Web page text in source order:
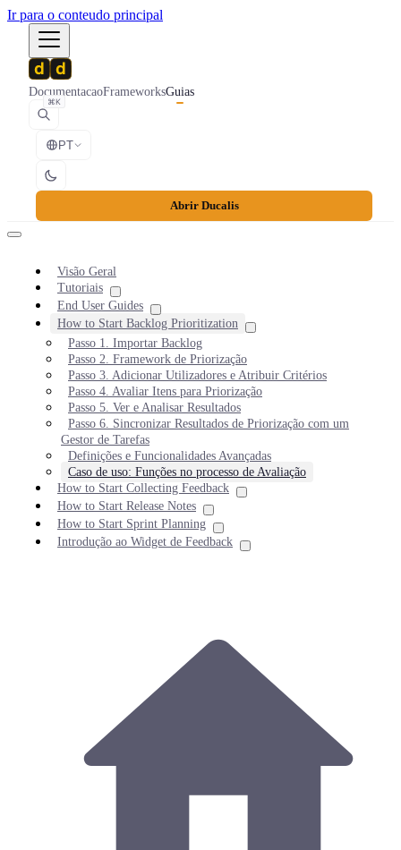
Ir para o conteudo principal
DocumentacaoFrameworksGuias
⌘K
PT
Abrir Ducalis
Visão Geral
Tutoriais
End User Guides
How to Start Backlog Prioritization
Passo 1. Importar Backlog
Passo 2. Framework de Priorização
Passo 3. Adicionar Utilizadores e Atribuir Critérios
Passo 4. Avaliar Itens para Priorização
Passo 5. Ver e Analisar Resultados
Passo 6. Sincronizar Resultados de Priorização com um
Gestor de Tarefas
Definições e Funcionalidades Avançadas
Caso de uso: Funções no processo de Avaliação
How to Start Collecting Feedback
How to Start Release Notes
How to Start Sprint Planning
Introdução ao Widget de Feedback